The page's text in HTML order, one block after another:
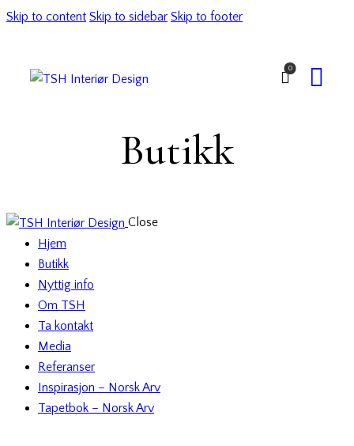
Skip to content Skip to sidebar Skip to footer
0
Butikk
Close
Hjem
Butikk
Nyttig info
Om TSH
Ta kontakt
Media
Referanser
Inspirasjon – Norsk Arv
Tapetbok – Norsk Arv